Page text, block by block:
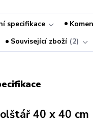
specifikace
Související zboží 2
40 x 40 cm